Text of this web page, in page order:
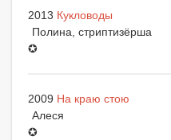
2013 Кукловоды
Полина, стриптизёрша
✪
2009 На краю стою
Алеся
✪